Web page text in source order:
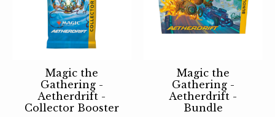
Magic the
Gathering -
Aetherdrift -
Collector Booster
Magic the
Gathering -
Aetherdrift -
Bundle